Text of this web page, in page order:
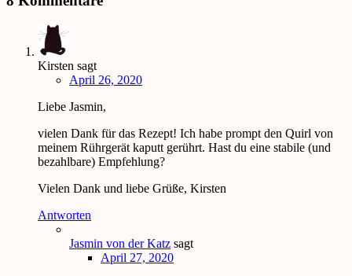
Kirsten sagt
April 26, 2020
Liebe Jasmin,
vielen Dank für das Rezept! Ich habe prompt den Quirl von
meinem Rührgerät kaputt gerührt. Hast du eine stabile (und
bezahlbare) Empfehlung?
Vielen Dank und liebe Grüße, Kirsten
Antworten
Jasmin von der Katz sagt
April 27, 2020